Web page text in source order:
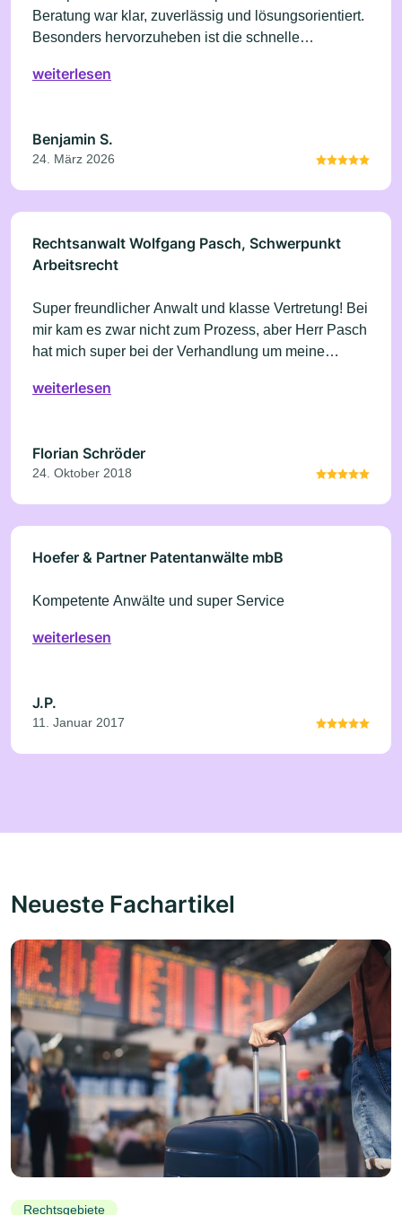
Beratung war klar, zuverlässig und lösungsorientiert.
Besonders hervorzuheben ist die schnelle
Absolut empfehlenswert!
weiterlesen
Benjamin S.
24. März 2026
Rechtsanwalt Wolfgang Pasch, Schwerpunkt
Arbeitsrecht
Super freundlicher Anwalt und klasse Vertretung! Bei
mir kam es zwar nicht zum Prozess, aber Herr Pasch
hat mich super bei der Verhandlung um meine
weiterlesen
Florian Schröder
24. Oktober 2018
Hoefer & Partner Patentanwälte mbB
Kompetente Anwälte und super Service
weiterlesen
J.P.
11. Januar 2017
Neueste Fachartikel
Rechtsgebiete